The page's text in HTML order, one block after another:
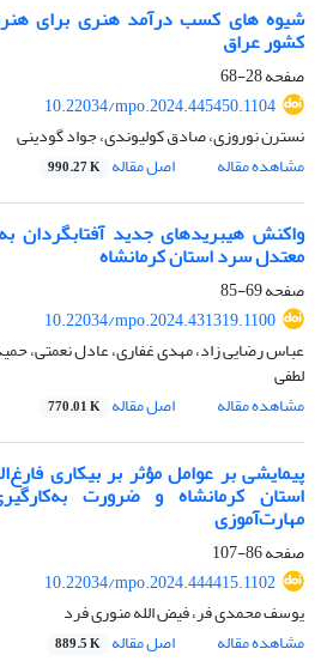
شیوه های کسب درآمد هنری برای
کشور عراق
صفحه28-68
10.22034/mpo.2024.445450.1104
نسترن نوروزی، صادق کولیوندی، جواد گودینی
مشاهده مقاله
اصل مقاله 990.27 K
واکنش هیبریدهای جدید آفتابگردان
معتدل سرد استان کرمانشاه
صفحه69-85
10.22034/mpo.2024.431319.1100
عباس رضایی زاد، مهدی غفاری، عادل نعمتی،
لطفی
مشاهده مقاله
اصل مقاله 770.01 K
پیمایشی بر عوامل مؤثر بر بیکاری
استان کرمانشاه و ضرورت
مهارت‌آموزی
صفحه86-107
10.22034/mpo.2024.444415.1102
یوسف محمدی فر، فیض الله منوری فرد
مشاهده مقاله
اصل مقاله 889.5 K